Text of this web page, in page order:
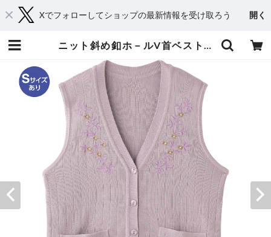
Xでフォローしてショップの最新情報を受け取ろう 開く
ニット斜め釦ホ－ルV首ベスト②（婦人） | おしゃれシニアの衣料品店 コタケ